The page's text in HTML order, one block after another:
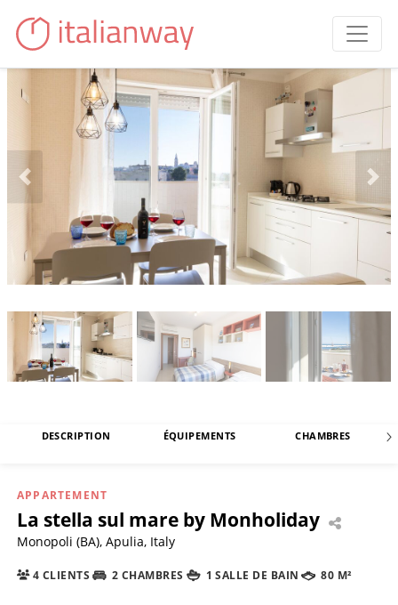
DESCRIPTION ÉQUIPEMENTS CHAMBRES
APPARTEMENT
La stella sul mare by Monholiday
Monopoli (BA), Apulia, Italy
4 CLIENTS 2 CHAMBRES 1 SALLE DE BAIN 80 M²